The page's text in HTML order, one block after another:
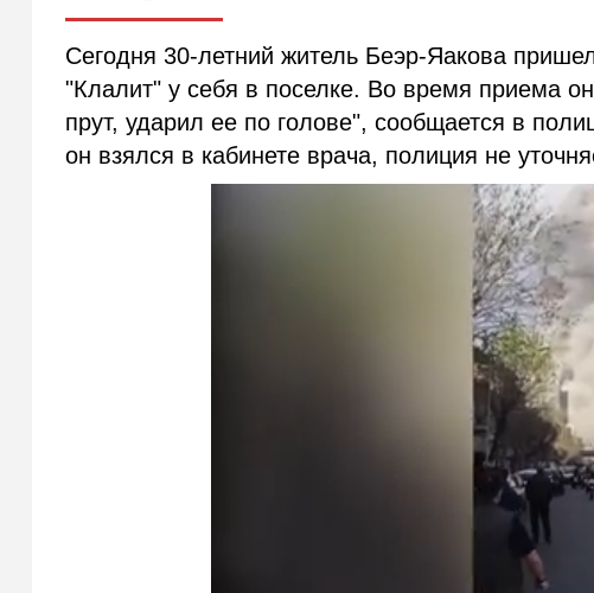
Сегодня 30-летний житель Беэр-Яакова
"Клалит" у себя в поселке. Во время приема
прут, ударил ее по голове", сообщается в
он взялся в кабинете врача, полиция не